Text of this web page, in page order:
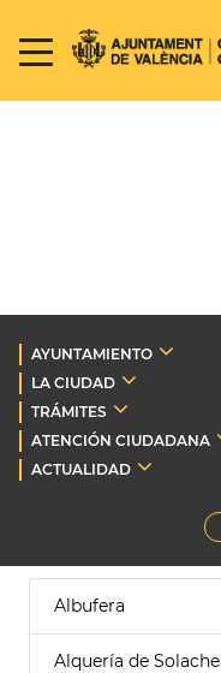
AYUNTAMIENTO
LA CIUDAD
TRÁMITES
ATENCIÓN CIUDADANA
ACTUALIDAD
Albufera
Alquería de Solache